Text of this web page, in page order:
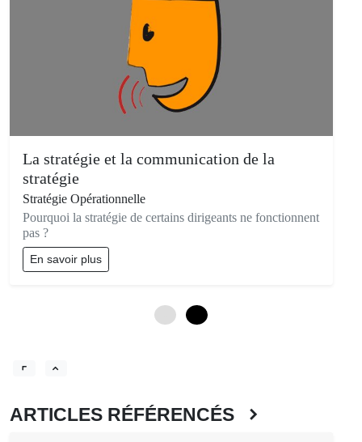
La stratégie et la communication de la
stratégie
Stratégie Opérationnelle
Pourquoi la stratégie de certains dirigeants ne fonctionnent
pas ?
En savoir plus
ARTICLES RÉFÉRENCÉS